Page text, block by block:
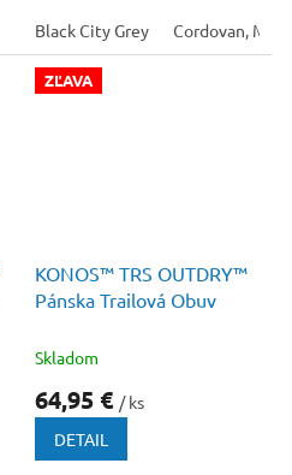
stabilitu a trakciu na...
Black City Grey Cordovan, Mud
ZĽAVA
KONOS™ TRS OUTDRY™
Pánska Trailová Obuv
Skladom
64,95 € / ks
DETAIL